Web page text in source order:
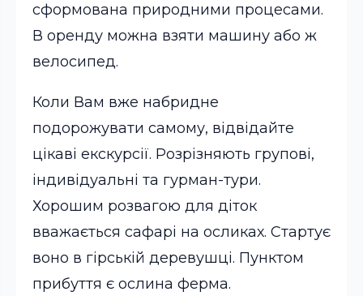
сформована природними процесами.
В оренду можна взяти машину або ж
велосипед.
Коли Вам вже набридне
подорожувати самому, відвідайте
цікаві екскурсії. Розрізняють групові,
індивідуальні та гурман-тури.
Хорошим розвагою для діток
вважається сафарі на осликах. Стартує
воно в гірській деревушці. Пунктом
прибуття є ослина ферма.